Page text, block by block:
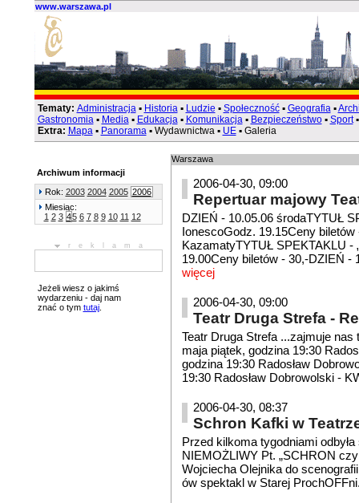
www.warszawa.pl
Tematy: Administracja▪ Historia▪ Ludzie ▪ Społeczność▪ Geografia▪
Gastronomia▪ Media▪ Edukacja▪ Komunikacja▪ Bezpieczeństwo▪ Sport
Extra: Mapa▪ Panorama▪ Wydawnictwa ▪ UE▪ Galeria
Warszawa
Archiwum informacji
Rok: 2003 2004 2005 2006
Miesiąc:
1 2 3 45 6 7 8 9 10 11 12
reklama
Jeżeli wiesz o jakimś
wydarzeniu - daj nam
znać o tym tutaj.
2006-04-30, 09:00
Repertuar majowy
DZIEŃ - 10.05.06 środaTYTUŁ
IonescoGodz. 19.15Ceny
KazamatyTYTUŁ SPEKTAKLU -
19.00Ceny biletów - 30,-DZIEŃ
więcej
2006-04-30, 09:00
Teatr Druga Strefa -
Teatr Druga Strefa ...zajmuje
maja piątek, godzina 19:30
godzina 19:30 Radosław
19:30 Radosław Dobrowolski -
2006-04-30, 08:37
Schron Kafki w
Przed kilkoma tygodniami
NIEMOŻLIWY Pt. „SCHRON
Wojciecha Olejnika do
ów spektakl w Starej